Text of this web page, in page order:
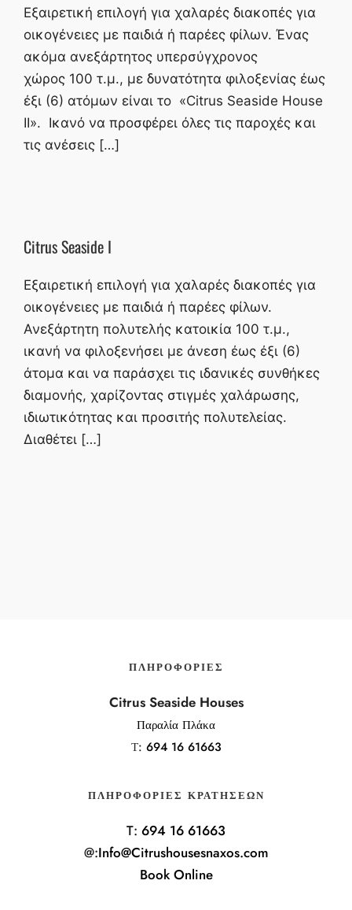
Εξαιρετική επιλογή για χαλαρές διακοπές για
οικογένειες με παιδιά ή παρέες φίλων. Ένας
ακόμα ανεξάρτητος υπερσύγχρονος
χώρος 100 τ.μ., με δυνατότητα φιλοξενίας έως
έξι (6) ατόμων είναι το «Citrus Seaside House
II». Ικανό να προσφέρει όλες τις παροχές και
τις ανέσεις […]
Citrus Seaside I
Εξαιρετική επιλογή για χαλαρές διακοπές για
οικογένειες με παιδιά ή παρέες φίλων.
Ανεξάρτητη πολυτελής κατοικία 100 τ.μ.,
ικανή να φιλοξενήσει με άνεση έως έξι (6)
άτομα και να παράσχει τις ιδανικές συνθήκες
διαμονής, χαρίζοντας στιγμές χαλάρωσης,
ιδιωτικότητας και προσιτής πολυτελείας.
Διαθέτει […]
ΠΛΗΡΟΦΟΡΊΕΣ
Citrus Seaside Houses
Παραλία Πλάκα
Τ: 694 16 61663
ΠΛΗΡΟΦΟΡΊΕΣ ΚΡΑΤΉΣΕΩΝ
T: 694 16 61663
@:Info@Citrushousesnaxos.com
Book Online